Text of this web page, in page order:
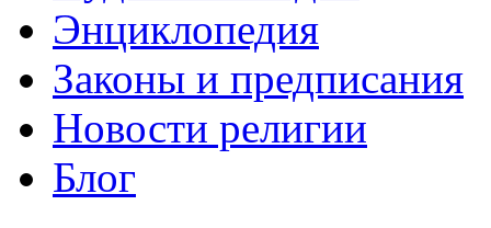
Энциклопедия
Законы и предписания
Новости религии
Блог